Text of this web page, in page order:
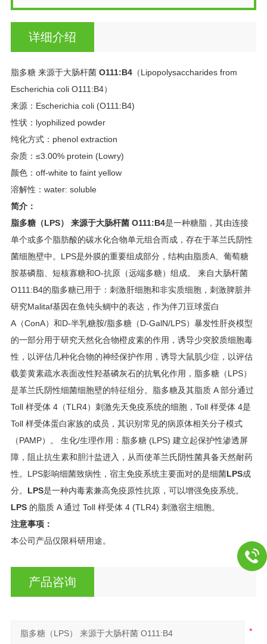
详细介绍
脂多糖 来源于大肠杆菌O111:B4（Lipopolysaccharides from
Escherichia coli O111:B4）
来源： Escherichia coli(O111:B4)
性状：lyophilized powder
纯化方式：phenol extraction
杂质：≤3.00% protein (Lowry)
颜色：off-white to faint yellow
溶解性：water: soluble
简介：
脂多糖（LPS） 来源于大肠杆菌 O111:B4是一种糖脂，其由连接
单个或多个脂肪酸的碳水化合物单元组合而成，存在于革兰氏阴性
菌细胞壁中。LPS是外膜的重要组成部分，结构由脂质A、葡萄糖
胺基磷脂、短核寡糖和O-抗原（远端多糖）组成。 来自大肠杆菌
O111:B4的脂多糖已用于：刺激肝细胞和非实质细胞，刺激脾脏并
研究Malitaf基因在鱼钝头鲷中的表达，作为伴刀豆球蛋白
A（ConA）和D-半乳糖胺/脂多糖（D-GalN/LPS）暴发性肝炎模型
的一部分用于研究天然化合物橙皮素的作用，诱导少突胶质细胞毒
性，以评估几种化合物的神经保护作用，诱导大鼠肌少症，以评估
载姜黄素疏水表面改性羟基磷灰石的抗氧化作用，脂多糖（LPS）
是革兰氏阴性细菌细胞壁的特征组分。脂多糖及其脂质 A 部分通过
Toll 样受体 4（TLR4）刺激先天免疫系统的细胞，Toll 样受体 4是
Toll 样受体蛋白家族的成员，其识别常见的病原体相关分子模式
（PAMP）。 生化/生理作用：脂多糖 (LPS) 建立起保护性渗透屏
障，阻止抗生素和胆汁盐进入，从而使革兰氏阴性菌具备天然耐药
性。LPS影响细菌致病性，宿主免疫系统主要面对的是细菌LPS成
分。 LPS是一种内毒素兼高免疫原性抗原，可以增强免疫系统。
LPS的脂质 A 通过 Toll 样受体 4 (TLR4) 刺激宿主细胞。
注意事项：
本公司产品仅限科研用途。
产品咨询